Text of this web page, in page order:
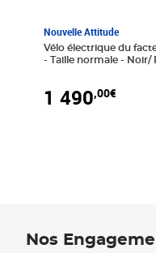
Nouvelle Attitude
Vélo électrique du
- Taille normale - Noir/
1 490,00€
Nos